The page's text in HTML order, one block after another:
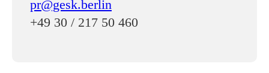
pr@gesk.berlin
+49 30 / 217 50 460